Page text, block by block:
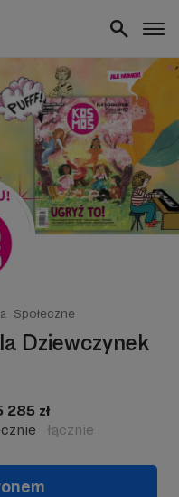
Społeczne
Dziewczynek
285 zł
łącznie